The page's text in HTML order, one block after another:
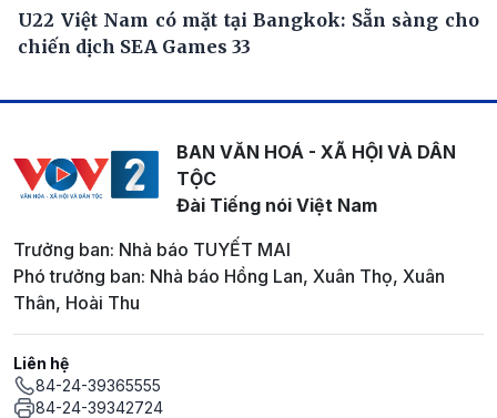
U22 Việt Nam có mặt tại Bangkok: Sẵn sàng cho
chiến dịch SEA Games 33
BAN VĂN HOÁ - XÃ HỘI VÀ DÂN
TỘC
Đài Tiếng nói Việt Nam
Trưởng ban: Nhà báo TUYẾT MAI
Phó trưởng ban: Nhà báo Hồng Lan, Xuân Thọ, Xuân
Thân, Hoài Thu
Liên hệ
84-24-39365555
84-24-39342724